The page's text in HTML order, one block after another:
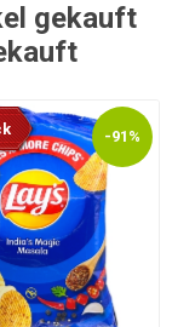
gekauft
-91%